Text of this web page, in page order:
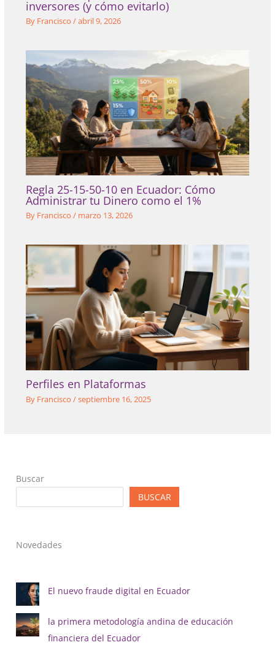
inversores (y cómo evitarlo)
By Francisco /abril 9, 2026
Regla 25-15-50-10 en Ecuador: Cómo
Administrar tu Dinero como el 1%
By Francisco / marzo 13, 2026
Perfiles en Plataformas
By Francisco /septiembre 16, 2025
Buscar
BUSCAR
Novedades
El nuevo fraude digital en Ecuador
la primera metodología andina de educación
financiera del Ecuador